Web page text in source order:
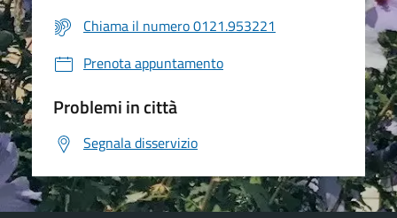
Chiama il numero 0121.953221
Prenota appuntamento
Problemi in città
Segnala disservizio